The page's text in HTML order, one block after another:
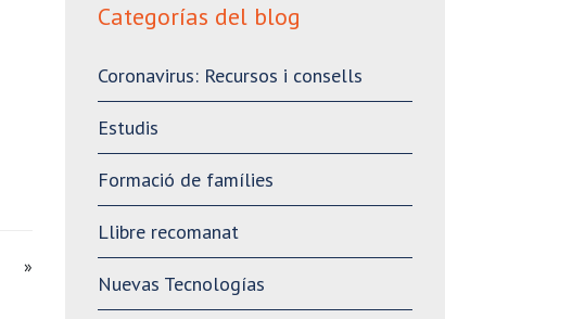
»
Categorías del blog
Coronavirus: Recursos i consells
Estudis
Formació de famílies
Llibre recomanat
Nuevas Tecnologías